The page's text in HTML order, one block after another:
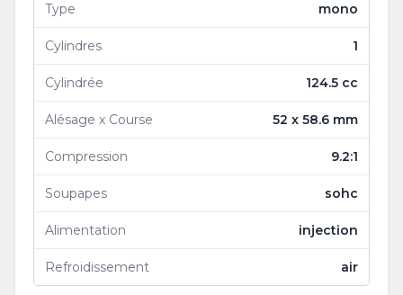
Type mono
Cylindres 1
Cylindrée 124.5 cc
Alésage x Course 52 x 58.6 mm
Compression 9.2:1
Soupapes sohc
Alimentation injection
Refroidissement air